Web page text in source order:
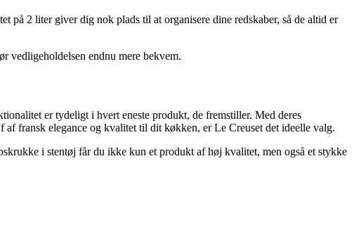
på 2 liter giver dig nok plads til at organisere dine redskaber, så de altid er
vedligeholdelsen endnu mere bekvem.
er tydeligt i hvert eneste produkt, de fremstiller. Med deres
fransk elegance og kvalitet til dit køkken, er Le Creuset det ideelle valg.
i stentøj får du ikke kun et produkt af høj kvalitet, men også et stykke